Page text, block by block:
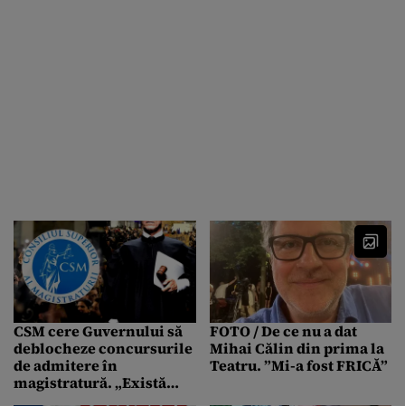
CSM cere Guvernului să
deblocheze concursurile
de admitere în
magistratură. „Există
FOTO / De ce nu a dat
Mihai Călin din prima la
Teatru. ”Mi-a fost FRICĂ”